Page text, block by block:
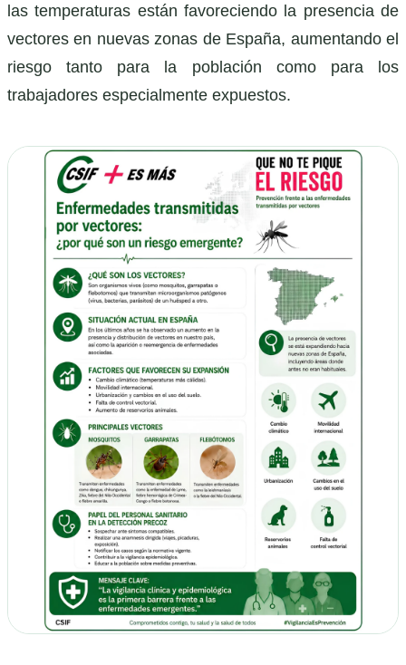
las temperaturas están favoreciendo la presencia de
vectores en nuevas zonas de España, aumentando el
riesgo tanto para la población como para los
trabajadores especialmente expuestos.